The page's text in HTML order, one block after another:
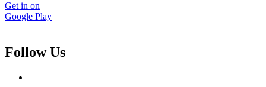
Get in on
Google Play
Follow Us